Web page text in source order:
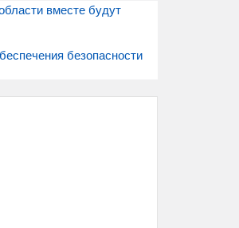
вместе будут
безопасности